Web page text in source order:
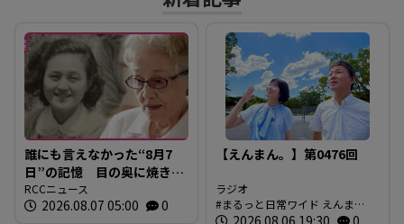
誰にも言えなかった“8月7
日”の記憶 目の奥に焼き付
く「1年生のゆきちゃん」の
姿 94歳の被爆者が今、口
RCCニュース
2026.08.07 05:00 0
【えんまん。】第0476回
ラジオ
まるっと日常ワイド えんま
ん。 放送内容
2026.08.06 19:30 0